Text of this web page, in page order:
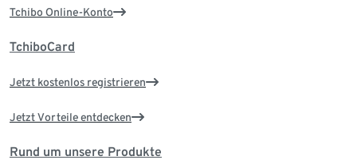
Tchibo Online-Konto
TchiboCard
Jetzt kostenlos registrieren
Jetzt Vorteile entdecken
Rund um unsere Produkte